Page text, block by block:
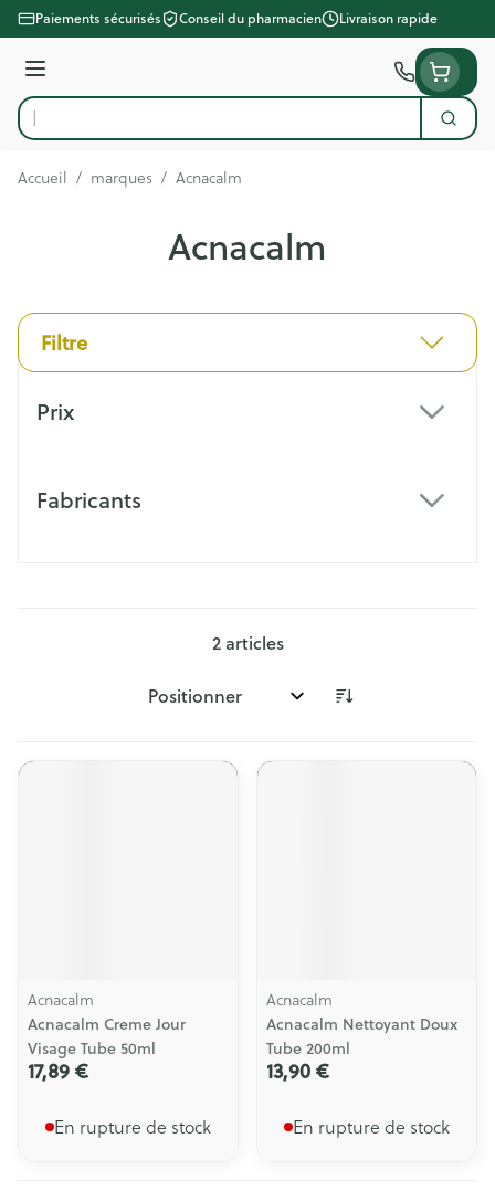
Aller au contenu
Paiements sécurisés Conseil du pharmacien Livraison rapide
Menu
Rechercher
Accueil / marques / Acnacalm
Acnacalm
Filtre
Prix
Fabricants
2articles
Trier par:
Acnacalm
Acnacalm Creme Jour
Visage Tube 50ml
17,89 €
En rupture de stock
Acnacalm
Acnacalm Nettoyant Doux
Tube 200ml
13,90 €
En rupture de stock